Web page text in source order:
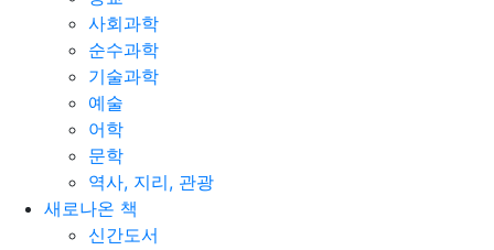
사회과학
순수과학
기술과학
예술
어학
문학
역사, 지리, 관광
새로나온 책
신간도서